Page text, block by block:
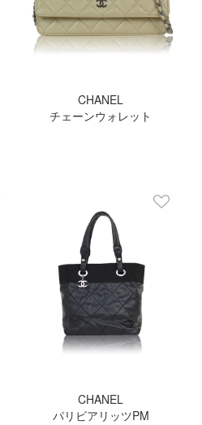
CHANEL
チェーンウォレット
CHANEL
パリビアリッツPM